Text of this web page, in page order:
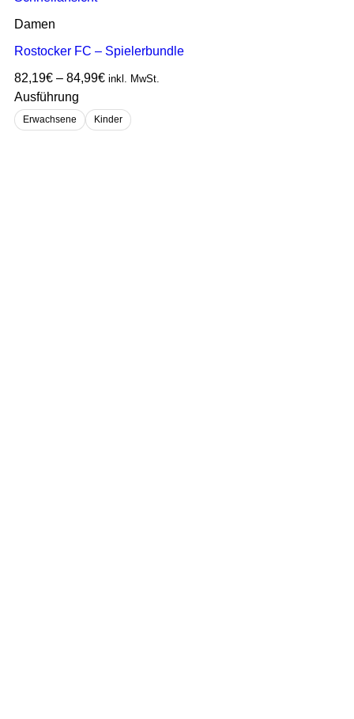
Damen
Rostocker FC – Spielerbundle
82,19€ – 84,99€ inkl. MwSt.
Ausführung
Erwachsene Kinder